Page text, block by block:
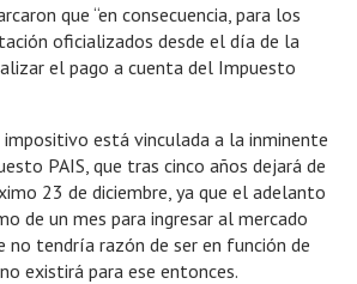
que “en consecuencia, para los
oficializados desde el día de la
el pago a cuenta del Impuesto
está vinculada a la inminente
PAIS, que tras cinco años dejará de
23 de diciembre, ya que el adelanto
de un mes para ingresar al mercado
no tendría razón de ser en función de
existirá para ese entonces.